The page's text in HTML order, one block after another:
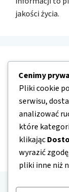
jakości życia.
Nawigacja
O nas
Kontakt
Mapa strony
Polityka
Cenimy
Pliki cookie
serwisu,
analizować
które
klikając
wyrazić
pliki inne niż